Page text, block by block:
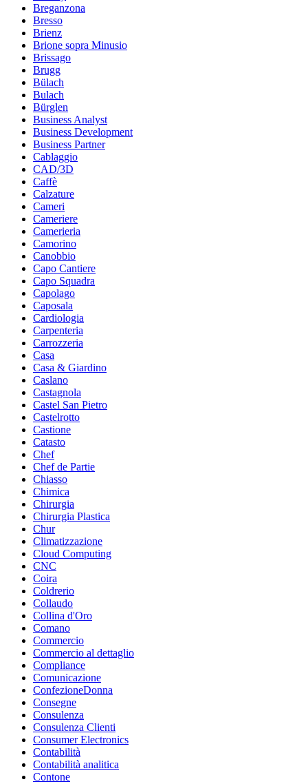
Breganzona
Bresso
Brienz
Brione sopra Minusio
Brissago
Brugg
Bülach
Bulach
Bürglen
Business Analyst
Business Development
Business Partner
Cablaggio
CAD/3D
Caffè
Calzature
Cameri
Cameriere
Camerieria
Camorino
Canobbio
Capo Cantiere
Capo Squadra
Capolago
Caposala
Cardiologia
Carpenteria
Carrozzeria
Casa
Casa & Giardino
Caslano
Castagnola
Castel San Pietro
Castelrotto
Castione
Catasto
Chef
Chef de Partie
Chiasso
Chimica
Chirurgia
Chirurgia Plastica
Chur
Climatizzazione
Cloud Computing
CNC
Coira
Coldrerio
Collaudo
Collina d'Oro
Comano
Commercio
Commercio al dettaglio
Compliance
Comunicazione
ConfezioneDonna
Consegne
Consulenza
Consulenza Clienti
Consumer Electronics
Contabilità
Contabilità analitica
Contone